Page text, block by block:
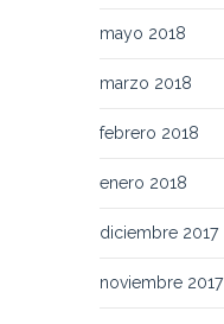
mayo 2018
marzo 2018
febrero 2018
enero 2018
diciembre 2017
noviembre 2017